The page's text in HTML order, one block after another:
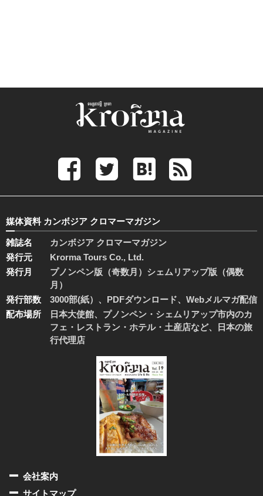
媒体資料 カンボジア クロマーマガジン
雑誌名
カンボジア クロマーマガジン
発行元
Krorma Tours Co., Ltd.
発行月
プノンペン版（奇数月）シェムリアップ版（偶数
月）
発行部数
3000部(紙）、PDFダウンロード、Webメルマガ配信
配布場所
日本大使館、プノンペン・シェムリアップ市内のカ
フェ・レストラン・ホテル・土産店など、日本の旅
行代理店
会社案内
サイトマップ